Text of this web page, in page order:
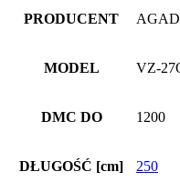
PRODUCENT
MODEL VZ-
DMC DO 1200
DŁUGOŚĆ [cm] 250